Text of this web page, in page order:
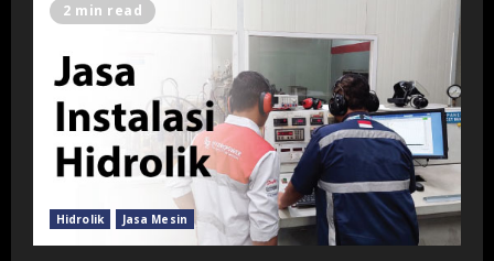
2 min read
Hidrolik Jasa Mesin